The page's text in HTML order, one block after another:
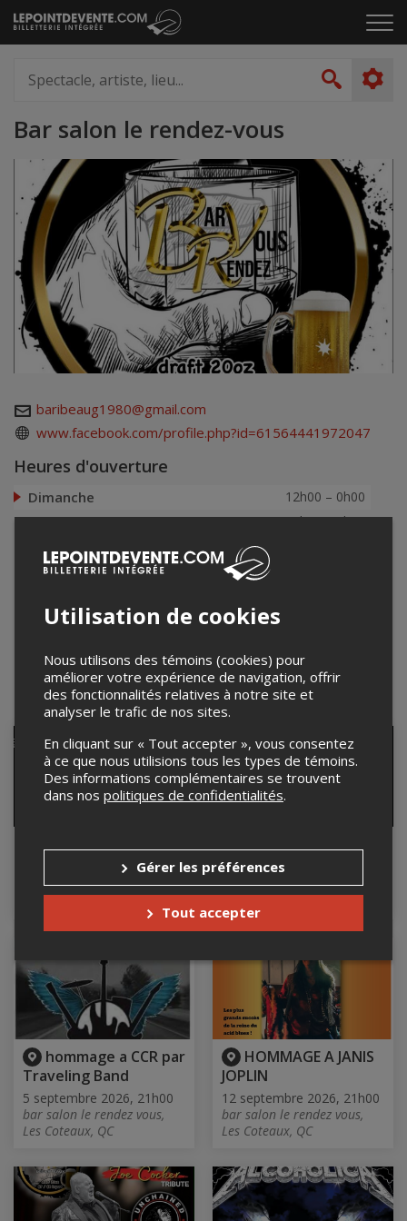
Passer
au
le
artiste,
lieu...
Bar salon le rendez-vous
baribeaug1980@gmail.com
www.facebook.com/profile.php?id=61564441972047
Heures d'ouverture
Dimanche 12h00 – 0h00
Lundi 12h00 – 0h00
Mercredi
Vendredi
Événements à venir
RE'cover rock
15 août 2026, 21h00
bar salon le rendez vous,
The seventh sons
22 août 2026, 21h00
bar salon le rendez vous,
hommage a CCR par
Traveling Band
5 septembre 2026, 21h00
bar salon le rendez vous,
Les Coteaux, QC
HOMMAGE A JANIS
JOPLIN
12 septembre 2026, 21h00
bar salon le rendez vous,
Les Coteaux, QC
Utilisation de cookies
Nous utilisons des témoins (cookies) pour
améliorer votre expérience de navigation, offrir
des fonctionnalités relatives à notre site et
analyser le trafic de nos sites.
En cliquant sur « Tout accepter », vous consentez
à ce que nous utilisions tous les types de témoins.
Des informations complémentaires se trouvent
dans nos politiques de confidentialités.
Gérer les préférences
Tout accepter